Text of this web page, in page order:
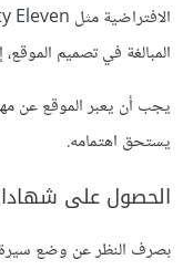
المبالغة في تصميم
يجب أن يعبر الموقع عن
يستحق اهتمامه.
الحصول على
بصرف النظر عن وضع سيرة